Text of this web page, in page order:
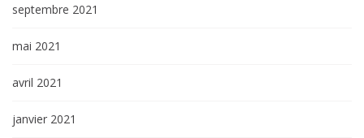
septembre 2021
mai 2021
avril 2021
janvier 2021